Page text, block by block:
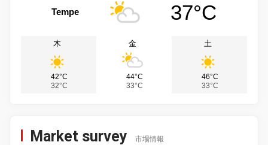
Tempe 37°C
木
42°C
32°C
金
44°C
33°C
土
46°C
33°C
Market survey 市場情報